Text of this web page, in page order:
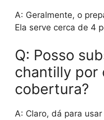
A: Geralmente, o
Ela serve cerca de 4
Q: Posso
chantilly por
cobertura?
A: Claro, dá para